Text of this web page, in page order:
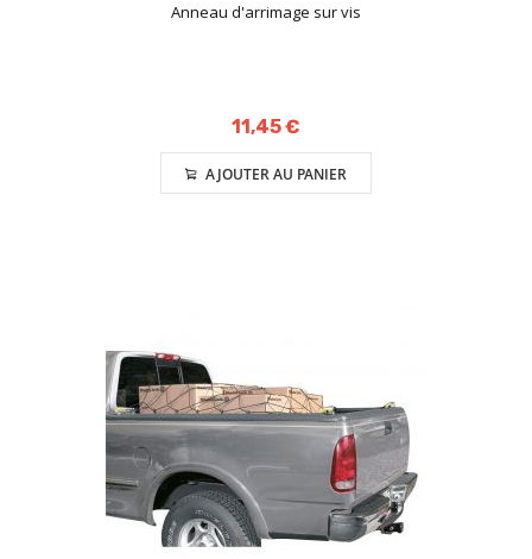
Anneau d'arrimage sur vis
11,45 €
AJOUTER AU PANIER